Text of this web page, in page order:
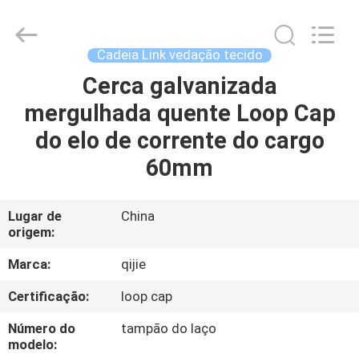
PRODUTOS
NÓS
EXCURSÃO
DA
FÁBRICA
Mesh
MFG
Cadeia Link vedação tecido
Cerca galvanizada
mergulhada quente Loop Cap
do elo de corrente do cargo
60mm
Lugar de
origem:
China
Marca:
qijie
Certificação:
loop cap
Número do
modelo:
tampão do laço